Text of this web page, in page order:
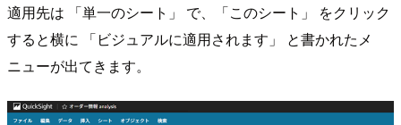
適用先は 「単一のシート」 で、「このシート」 をクリック
すると横に 「ビジュアルに適用されます」 と書かれたメ
ニューが出てきます。